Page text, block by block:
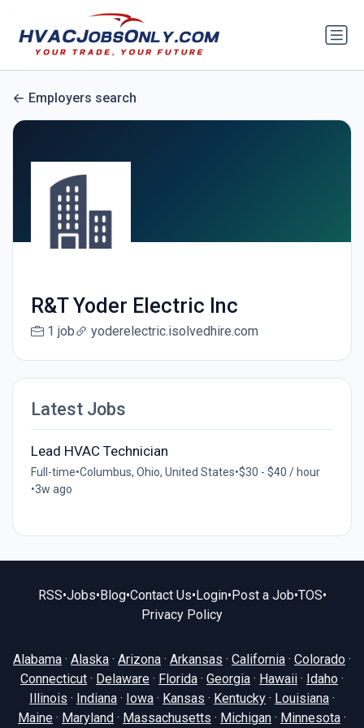
Employers search
R&T Yoder Electric Inc
1 job yoderelectric.isolvedhire.com
Latest Jobs
Lead HVAC Technician
Full-time•Columbus, Ohio, United States•$30 - $40 / hour
•3w ago
RSS•Jobs• Blog•Contact Us• Login• Post a Job•TOS•
Privacy Policy
Alabama · Alaska · Arizona · Arkansas · California · Colorado ·
Connecticut · Delaware · Florida · Georgia · Hawaii · Idaho ·
Illinois · Indiana · Iowa · Kansas · Kentucky · Louisiana ·
Maine · Maryland · Massachusetts · Michigan · Minnesota ·